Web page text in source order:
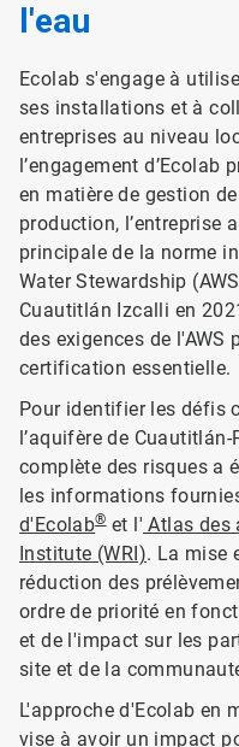
l'eau
Ecolab s'engage à
ses installations et à
entreprises au niveau
l’engagement
en matière de gestion
production, l’entreprise
principale de la norme
Water Stewardship
Cuautitlán Izcalli en
des exigences de l'AWS
certification essentielle.
Pour identifier les défis
l’aquifère de
complète des risques a
les informations
d'Ecolab®et l' Atlas des
Institute (WRI). La mise
réduction des
ordre de priorité en
et de l'impact sur les
site et de la
L'approche d'Ecolab en
vise à avoir un impact